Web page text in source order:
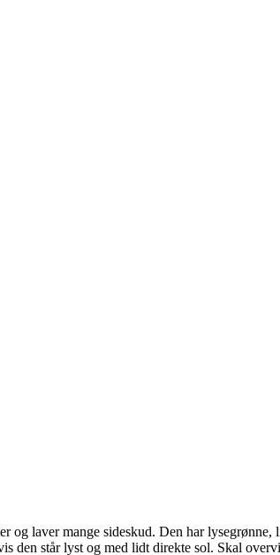
laver mange sideskud. Den har
den står lyst og med lidt direkte sol. Skal